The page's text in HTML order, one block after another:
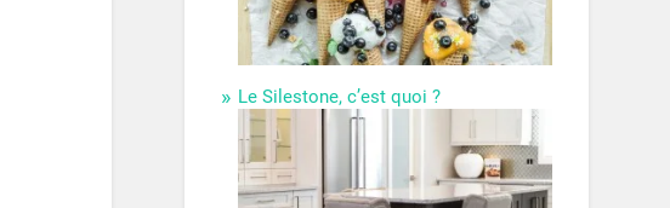
Le Silestone, c’est quoi ?